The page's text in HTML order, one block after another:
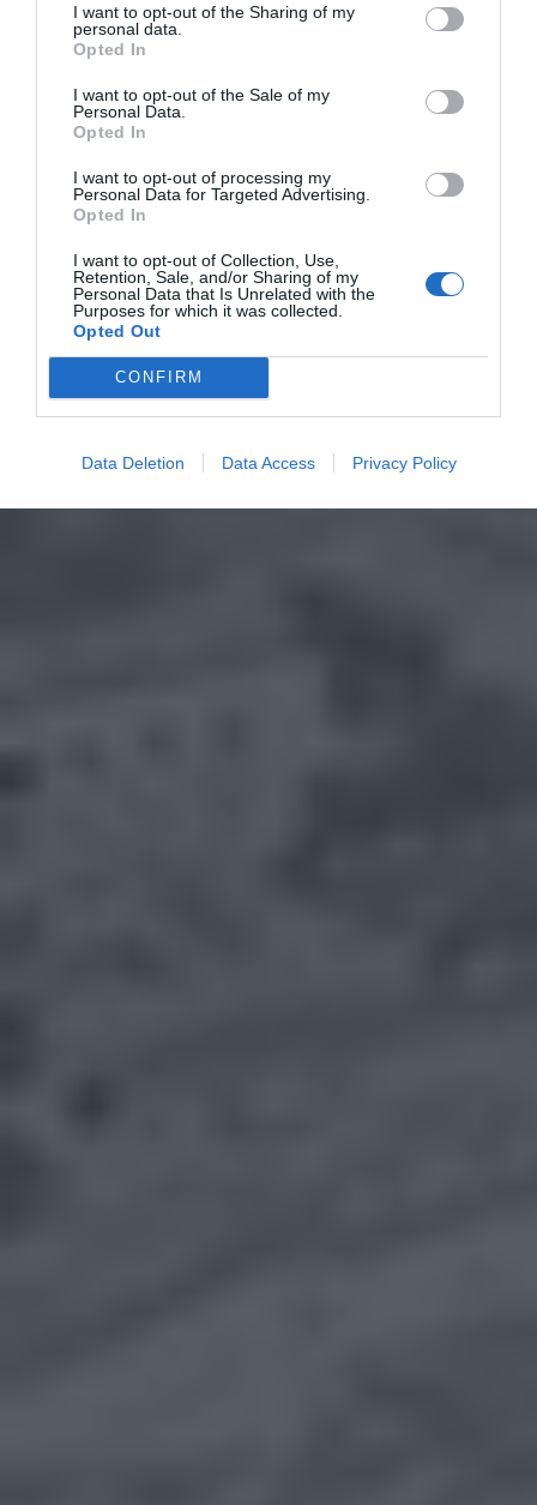
I want to opt-out of the Sharing of my
personal data.
Opted In
I want to opt-out of the Sale of my
Personal Data.
Opted In
I want to opt-out of processing my
Personal Data for Targeted Advertising.
Opted In
I want to opt-out of Collection, Use,
Retention, Sale, and/or Sharing of my
Personal Data that Is Unrelated with the
Purposes for which it was collected.
Opted Out
CONFIRM
Data Deletion Data Access Privacy Policy